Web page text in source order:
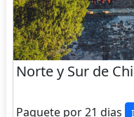
Norte y Sur de
Paquete por 21 dias